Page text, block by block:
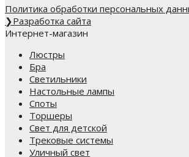
Политика обработки персональных
❯Разработка сайта
Интернет-магазин
Люстры
Бра
Светильники
Настольные лампы
Споты
Торшеры
Свет для детской
Трековые системы
Уличный свет